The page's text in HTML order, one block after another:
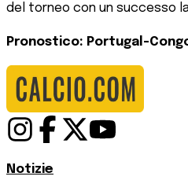
del torneo con un successo
Pronostico: Portugal-
Notizie